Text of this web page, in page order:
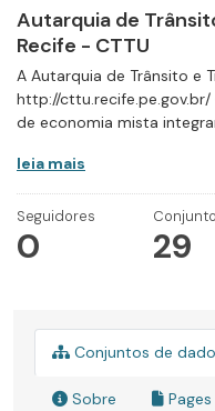
Autarquia de
Recife - CTTU
A Autarquia de Trânsito e
http://
de economia mista
leia mais
Seguidores
0 29
Conjuntos de
Sobre Pages